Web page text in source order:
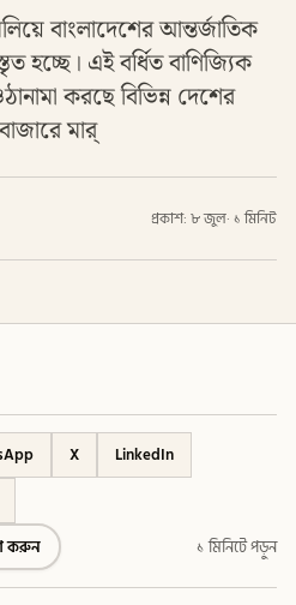
বাংলাদেশের আন্তর্জাতিক
হচ্ছে। এই বর্ধিত বাণিজ্যিক
করছে বিভিন্ন দেশের
মার্
প্রকাশ: ৮ জুল· ১ মিনিট
X
LinkedIn
করুন
১ মিনিটে পড়ুন